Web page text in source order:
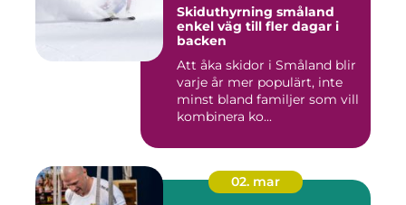
Skiduthyrning småland
enkel väg till fler dagar i
backen
Att åka skidor i Småland blir
varje år mer populärt, inte
minst bland familjer som vill
kombinera ko...
02. mar